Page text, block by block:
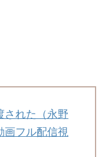
された（永野
画フル配信視